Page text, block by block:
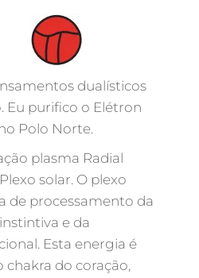
dualísticos
Eu purifico o Elétron
Polo Norte.
plasma Radial
solar. O plexo
de processamento da
e da
Esta energia é
chakra do coração,